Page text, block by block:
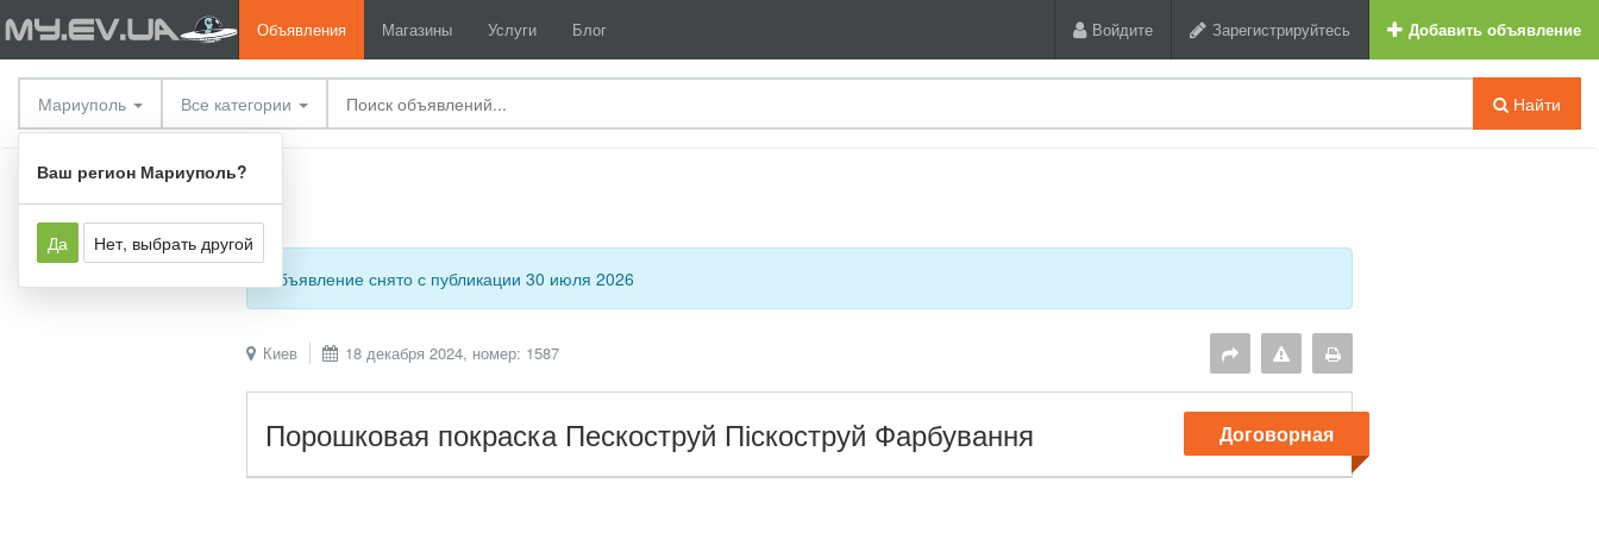
Объявления Магазины Услуги Блог Войдите Зарегистрируйтесь Добавить объявление
Мариуполь
Ваш регион Мариуполь?
Да Нет, выбрать другой
Все категории Найти
Услуги Прочие услуги
Объявление снято с публикации 30 июля 2026
Киев 18 декабря 2024, номер: 1587
Порошковая покраска Пескоструй Піскоструй Фарбування Договорная